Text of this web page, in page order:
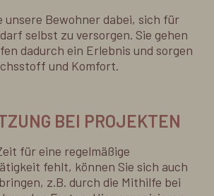
Bewohner dabei, sich für
selbst zu versorgen. Sie gehen
dadurch ein Erlebnis und sorgen
und Komfort.
BEI PROJEKTEN
für eine regelmäßige
fehlt, können Sie sich auch
z.B. durch die Mithilfe bei